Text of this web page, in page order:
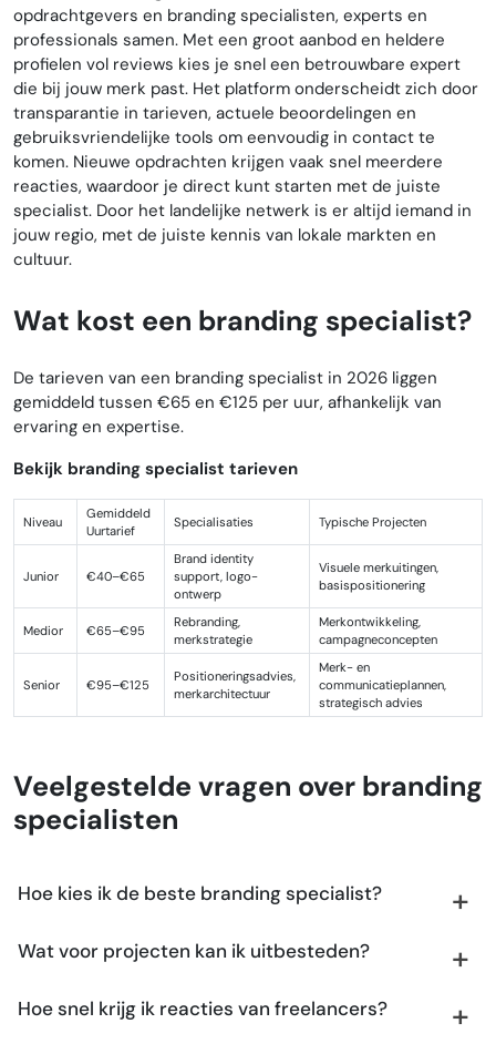
opdrachtgevers en branding specialisten, experts en
professionals samen. Met een groot aanbod en heldere
profielen vol reviews kies je snel een betrouwbare expert
die bij jouw merk past. Het platform onderscheidt zich door
transparantie in tarieven, actuele beoordelingen en
gebruiksvriendelijke tools om eenvoudig in contact te
komen. Nieuwe opdrachten krijgen vaak snel meerdere
reacties, waardoor je direct kunt starten met de juiste
specialist. Door het landelijke netwerk is er altijd iemand in
jouw regio, met de juiste kennis van lokale markten en
cultuur.
Wat kost een branding specialist?
De tarieven van een branding specialist in 2026 liggen
gemiddeld tussen €65 en €125 per uur, afhankelijk van
ervaring en expertise.
Bekijk branding specialist tarieven
Niveau
Gemiddeld
Uurtarief
Specialisaties Typische Projecten
Junior €40–€65
Brand identity
support, logo-
ontwerp
Visuele merkuitingen,
basispositionering
Medior €65–€95
Rebranding,
merkstrategie
Merkontwikkeling,
campagneconcepten
Senior €95–€125
Positioneringsadvies,
merkarchitectuur
Merk- en
communicatieplannen,
strategisch advies
Veelgestelde vragen over branding
specialisten
Hoe kies ik de beste branding specialist?
Wat voor projecten kan ik uitbesteden?
Hoe snel krijg ik reacties van freelancers?